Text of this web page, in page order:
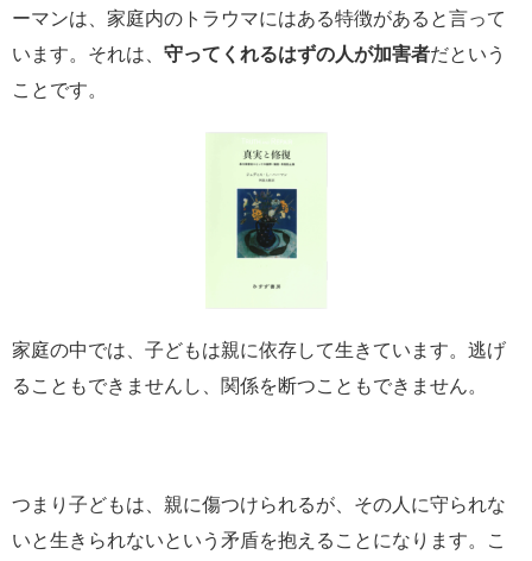
ーマンは、家庭内のトラウマにはある特徴があると言って
います。それは、 守ってくれるはずの人が加害者だという
ことです。
家庭の中では、子どもは親に依存して生きています。逃げ
ることもできませんし、関係を断つこともできません。
つまり子どもは、親に傷つけられるが、その人に守られな
いと生きられないという矛盾を抱えることになります。こ